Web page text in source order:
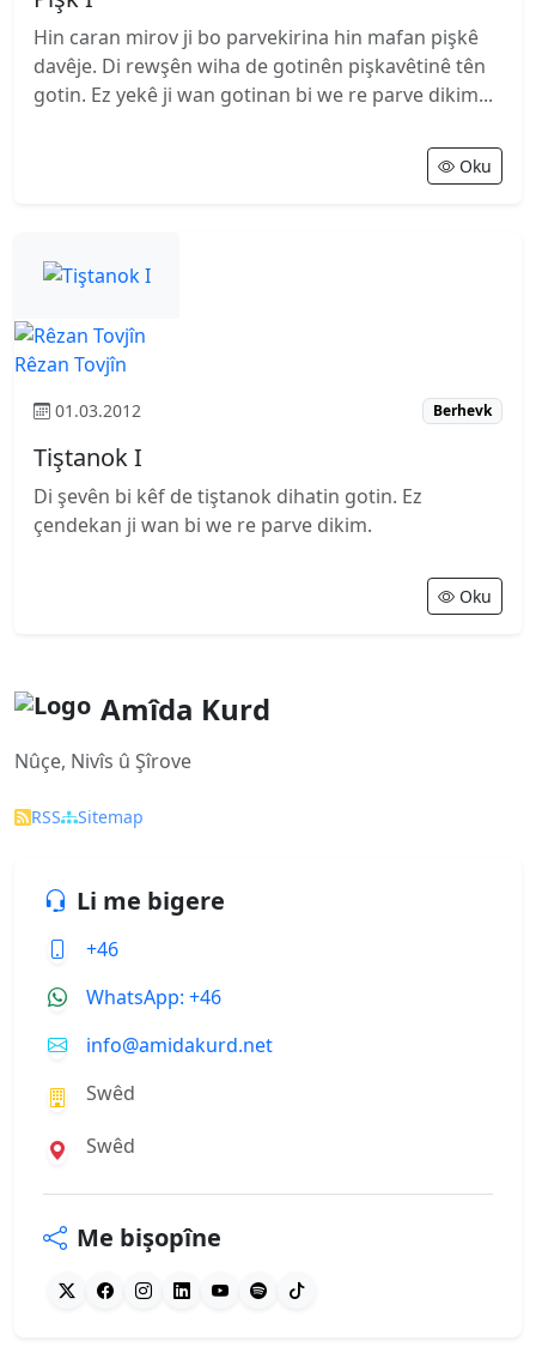
Hin caran mirov ji bo parvekirina hin mafan pişkê
davêje. Di rewşên wiha de gotinên pişkavêtinê tên
gotin. Ez yekê ji wan gotinan bi we re parve dikim...
Oku
Rêzan Tovjîn
01.03.2012 Berhevk
Tiştanok I
Di şevên bi kêf de tiştanok dihatin gotin. Ez
çendekan ji wan bi we re parve dikim.
Oku
Amîda Kurd
Nûçe, Nivîs û Şîrove
RSS Sitemap
Li me bigere
+46
WhatsApp: +46
info@amidakurd.net
Swêd
Swêd
Me bişopîne